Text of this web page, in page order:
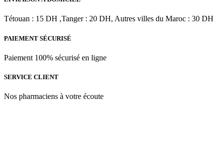
د.م.650.00.
Tétouan : 15 DH ,Tanger : 20 DH, Autres villes du Maroc : 30 DH
PAIEMENT SÉCURISÉ
Paiement 100% sécurisé en ligne
SERVICE CLIENT
Nos pharmaciens à votre écoute